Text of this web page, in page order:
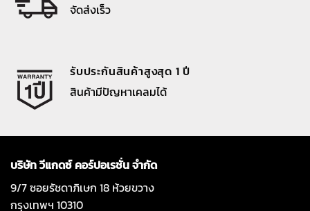
จัดส่งเร็ว
รับประกันสินค้าสูงสุด 1 ปี
สินค้ามีปัญหาเคลมได้
บริษัท วีแกดซ์ คอร์ปอเรชั่น จำกัด
9/7 ซอยรัชดาภิเษก 18 ห้วยขวาง
กรุงเทพฯ 10310